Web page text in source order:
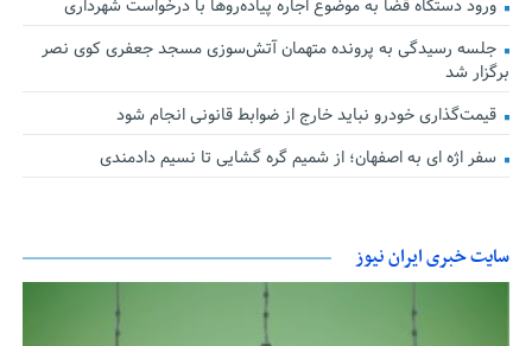
ورود دستگاه قضا به موضوع اجاره پیاده‌روها با درخواست شهرداری
جلسه رسیدگی به پرونده متهمان آتش‌سوزی مسجد جعفری کوی نصر
برگزار شد
قیمت‌گذاری خودرو نباید خارج از ضوابط قانونی انجام شود
سفر اژه ای به اصفهان؛ از شمیم گره گشایی تا نسیم دادمندی
سایت خبری ایران نیوز